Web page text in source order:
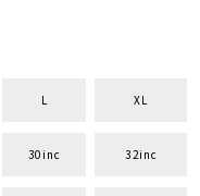
円
L XL
30inc 32inc